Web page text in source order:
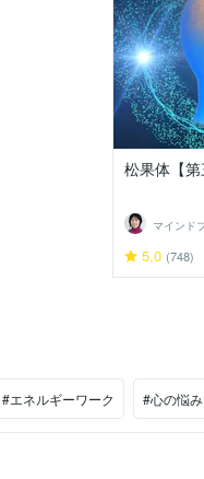
松果体【
5.0 (748)
#エネルギーワーク #心の悩み